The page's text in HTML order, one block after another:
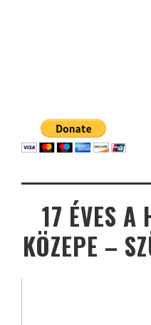
17 ÉVES A
KÖZEPE –